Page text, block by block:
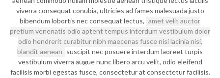
viverra consequat conubia, ultricies ad fames malesuada justo
bibendum lobortis nec consequat lectus, amet velit auctor
pretium venenatis odio aptent tempus interdum vestibulum dolor
odio hendrerit curabitur nibh maecenas fusce nisi lacinia nisi,
blandit aenean suscipit nec posuere interdum laoreet turpis
vestibulum viverra augue nunc libero arcu velit, odio eleifend
facilisis morbi egestas fusce, consectetur at consectetur facilisis.